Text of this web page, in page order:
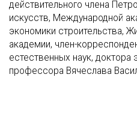
действительного члена
искусств, Международной
экономики строительства,
академии, член-
естественных наук, доктора
профессора Вячеслава